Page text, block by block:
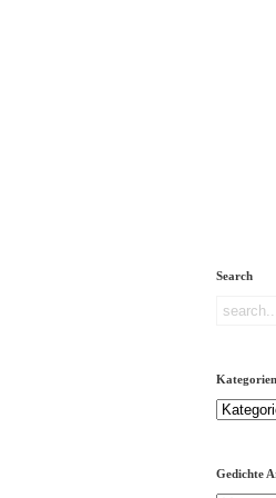
Search
Kategorien
Kategorien
Gedichte